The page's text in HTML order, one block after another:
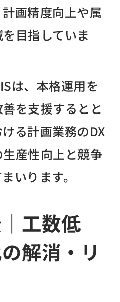
画精度向上や属
目指していま
は、本格運用を
を支援するとと
る計画業務のDX
産性向上と競争
いります。
工数低
解消・リ